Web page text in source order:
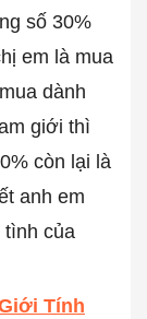
số 30%
em là mua
dành
giới thì
còn lại là
anh em
tình của
Tính